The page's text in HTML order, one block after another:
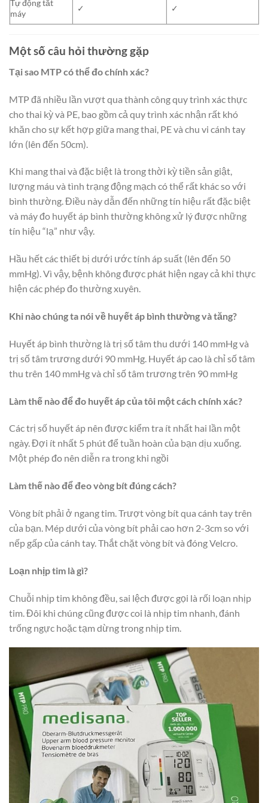
Tự động tắt
máy
✓ ✓
Một số câu hỏi thường gặp
Tại sao MTP có thể đo chính xác?
MTP đã nhiều lần vượt qua thành công quy trình xác thực
cho thai kỳ và PE, bao gồm cả quy trình xác nhận rất khó
khăn cho sự kết hợp giữa mang thai, PE và chu vi cánh tay
lớn (lên đến 50cm).
Khi mang thai và đặc biệt là trong thời kỳ tiền sản giật,
lượng máu và tình trạng động mạch có thể rất khác so với
bình thường. Điều này dẫn đến những tín hiệu rất đặc biệt
và máy đo huyết áp bình thường không xử lý được những
tín hiệu “lạ” như vậy.
Hầu hết các thiết bị dưới ước tính áp suất (lên đến 50
mmHg). Vì vậy, bệnh không được phát hiện ngay cả khi thực
hiện các phép đo thường xuyên.
Khi nào chúng ta nói về huyết áp bình thường và tăng?
Huyết áp bình thường là trị số tâm thu dưới 140 mmHg và
trị số tâm trương dưới 90 mmHg. Huyết áp cao là chỉ số tâm
thu trên 140 mmHg và chỉ số tâm trương trên 90 mmHg
Làm thế nào để đo huyết áp của tôi một cách chính xác?
Các trị số huyết áp nên được kiểm tra ít nhất hai lần một
ngày. Đợi ít nhất 5 phút để tuần hoàn của bạn dịu xuống.
Một phép đo nên diễn ra trong khi ngồi
Làm thế nào để đeo vòng bít đúng cách?
Vòng bít phải ở ngang tim. Trượt vòng bít qua cánh tay trên
của bạn. Mép dưới của vòng bít phải cao hơn 2-3cm so với
nếp gấp của cánh tay. Thắt chặt vòng bít và đóng Velcro.
Loạn nhịp tim là gì?
Chuỗi nhịp tim không đều, sai lệch được gọi là rối loạn nhịp
tim. Đôi khi chúng cũng được coi là nhịp tim nhanh, đánh
trống ngực hoặc tạm dừng trong nhịp tim.